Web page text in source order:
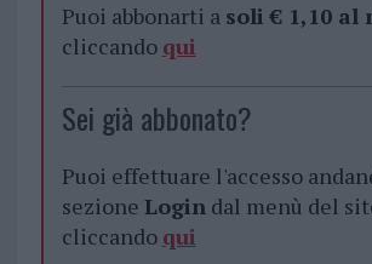
Puoi abbonarti a soli € 1,10 al
cliccando qui
Sei già abbonato?
Puoi effettuare l'accesso
sezione Logindal menù del
cliccando qui